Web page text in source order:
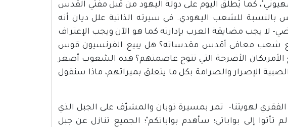
الصهيوني"، كما يُطلق اليوم على دولة اليهود من قبل مفتي القدس
للشعب اليهودي. في سيرته الذاتية علل ديان أنه
لا يجب مضايقة العرب بإدارته كما هو الآن ويجب الإعتراف
شعب معافى أقدس مقدساته؟ هل يبيع الفرنسيون قوس
الأمريكان الأضرحة التي تتوج عاصمتهم؟ هذه الشعوب أصغر
الإصرار والصرامة بكل ما يتعلق بميراثهم، ماذا سنقول
لهويتنا- تمر بمسيرة ذوبان والمشرّف على الجبل الذي
يبعث تحذيرًا عمره 45 عامًا- "إذا لم تأتوا إلى بواباتي؛ سأهدم بواباتكم"؛ الجميع تنازل عن جبل